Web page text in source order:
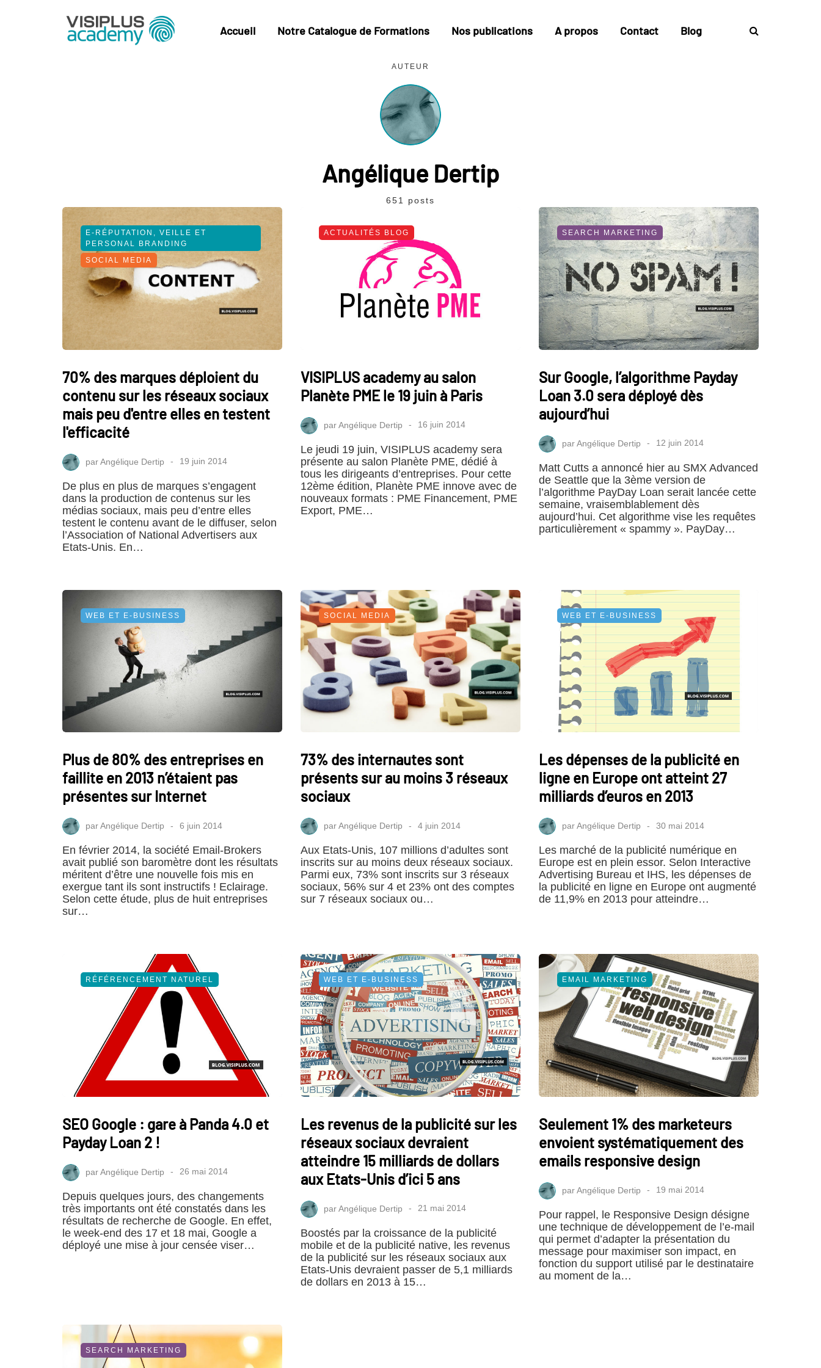
Accueil Notre Catalogue de Formations Nos publications A propos Contact Blog
AUTEUR
Angélique Dertip
651 posts
E-RÉPUTATION, VEILLE ET
PERSONAL BRANDING
SOCIAL MEDIA
70% des marques déploient du
contenu sur les réseaux sociaux
mais peu d'entre elles en testent
l'efficacité
parAngélique Dertip 19 juin 2014
De plus en plus de marques s’engagent
dans la production de contenus sur les
médias sociaux, mais peu d’entre elles
testent le contenu avant de le diffuser, selon
l’Association of National Advertisers aux
Etats-Unis. En…
ACTUALITÉS BLOG
VISIPLUS academy au salon
Planète PME le 19 juin à Paris
parAngélique Dertip 16 juin 2014
Le jeudi 19 juin, VISIPLUS academy sera
présente au salon Planète PME, dédié à
tous les dirigeants d’entreprises. Pour cette
12ème édition, Planète PME innove avec de
nouveaux formats : PME Financement, PME
Export, PME…
SEARCH MARKETING
Sur Google, l’algorithme Payday
Loan 3.0 sera déployé dès
aujourd’hui
parAngélique Dertip 12 juin 2014
Matt Cutts a annoncé hier au SMX Advanced
de Seattle que la 3ème version de
l’algorithme PayDay Loan serait lancée cette
semaine, vraisemblablement dès
aujourd’hui. Cet algorithme vise les requêtes
particulièrement « spammy ». PayDay…
WEB ET E-BUSINESS
Plus de 80% des entreprises en
faillite en 2013 n’étaient pas
présentes sur Internet
parAngélique Dertip 6 juin 2014
En février 2014, la société Email-Brokers
avait publié son baromètre dont les résultats
méritent d’être une nouvelle fois mis en
exergue tant ils sont instructifs ! Eclairage.
Selon cette étude, plus de huit entreprises
sur…
SOCIAL MEDIA
73% des internautes sont
présents sur au moins 3 réseaux
sociaux
parAngélique Dertip 4 juin 2014
Aux Etats-Unis, 107 millions d’adultes sont
inscrits sur au moins deux réseaux sociaux.
Parmi eux, 73% sont inscrits sur 3 réseaux
sociaux, 56% sur 4 et 23% ont des comptes
sur 7 réseaux sociaux ou…
WEB ET E-BUSINESS
Les dépenses de la publicité en
ligne en Europe ont atteint 27
milliards d’euros en 2013
parAngélique Dertip 30 mai 2014
Les marché de la publicité numérique en
Europe est en plein essor. Selon Interactive
Advertising Bureau et IHS, les dépenses de
la publicité en ligne en Europe ont augmenté
de 11,9% en 2013 pour atteindre…
RÉFÉRENCEMENT NATUREL
SEO Google : gare à Panda 4.0 et
Payday Loan 2 !
parAngélique Dertip 26 mai 2014
Depuis quelques jours, des changements
très importants ont été constatés dans les
résultats de recherche de Google. En effet,
le week-end des 17 et 18 mai, Google a
déployé une mise à jour censée viser…
WEB ET E-BUSINESS
Les revenus de la publicité sur les
réseaux sociaux devraient
atteindre 15 milliards de dollars
aux Etats-Unis d’ici 5 ans
parAngélique Dertip 21 mai 2014
Boostés par la croissance de la publicité
mobile et de la publicité native, les revenus
de la publicité sur les réseaux sociaux aux
Etats-Unis devraient passer de 5,1 milliards
de dollars en 2013 à 15…
EMAIL MARKETING
Seulement 1% des marketeurs
envoient systématiquement des
emails responsive design
parAngélique Dertip 19 mai 2014
Pour rappel, le Responsive Design désigne
une technique de développement de l’e-mail
qui permet d’adapter la présentation du
message pour maximiser son impact, en
fonction du support utilisé par le destinataire
au moment de la…
SEARCH MARKETING